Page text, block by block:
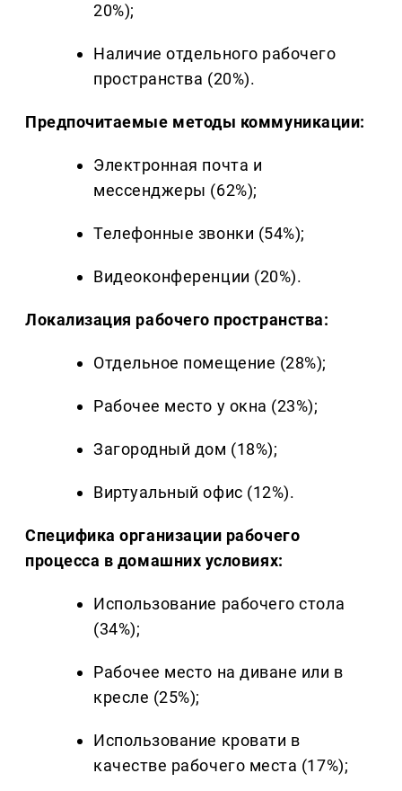
20%);
Наличие отдельного рабочего
пространства (20%).
Предпочитаемые методы коммуникации:
Электронная почта и
мессенджеры (62%);
Телефонные звонки (54%);
Видеоконференции (20%).
Локализация рабочего пространства:
Отдельное помещение (28%);
Рабочее место у окна (23%);
Загородный дом (18%);
Виртуальный офис (12%).
Специфика организации рабочего
процесса в домашних условиях:
Использование рабочего стола
(34%);
Рабочее место на диване или в
кресле (25%);
Использование кровати в
качестве рабочего места (17%);